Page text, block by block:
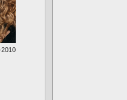
2010